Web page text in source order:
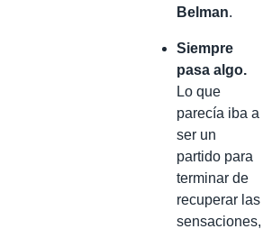
Belman.
Siempre
pasa algo.
Lo que
parecía iba a
ser un
partido para
terminar de
recuperar las
sensaciones,